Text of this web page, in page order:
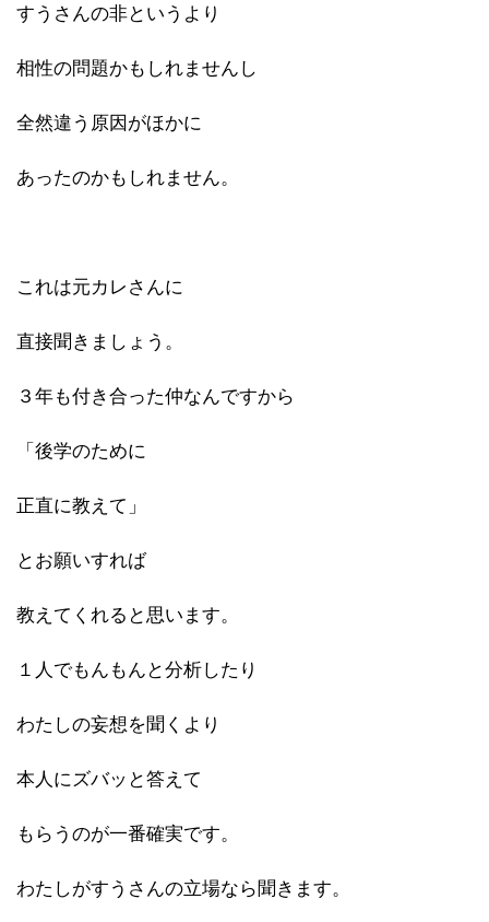
すうさんの非というより
相性の問題かもしれませんし
全然違う原因がほかに
あったのかもしれません。
これは元カレさんに
直接聞きましょう。
３年も付き合った仲なんですから
「後学のために
正直に教えて」
とお願いすれば
教えてくれると思います。
１人でもんもんと分析したり
わたしの妄想を聞くより
本人にズバッと答えて
もらうのが一番確実です。
わたしがすうさんの立場なら聞きます。